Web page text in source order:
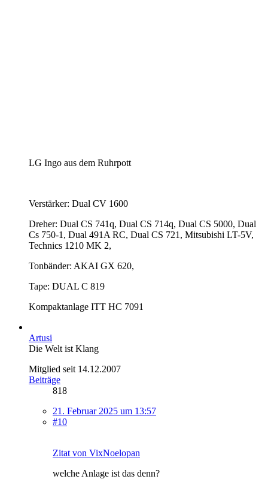
LG Ingo aus dem Ruhrpott
Verstärker: Dual CV 1600
Dreher: Dual CS 741q, Dual CS 714q, Dual CS 5000, Dual
Cs 750-1, Dual 491A RC, Dual CS 721, Mitsubishi LT-5V,
Technics 1210 MK 2,
Tonbänder: AKAI GX 620,
Tape: DUAL C 819
Kompaktanlage ITT HC 7091
Artusi
Die Welt ist Klang
Mitglied seit 14.12.2007
Beiträge
818
21. Februar 2025 um 13:57
#10
Zitat von VixNoelopan
welche Anlage ist das denn?